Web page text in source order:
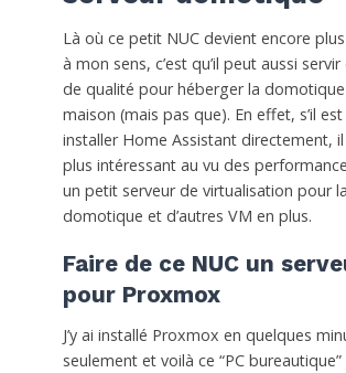
Là où ce petit NUC devient encore
à mon sens, c’est qu’il peut aussi
de qualité pour héberger la
maison (mais pas que). En effet, s’il est
installer Home Assistant directement,
plus intéressant au vu des
un petit serveur de virtualisation pour la
domotique et d’autres VM en plus.
Faire de ce NUC un
pour Proxmox
J’y ai installé Proxmox en quelques
seulement et voilà ce “PC bureautique”